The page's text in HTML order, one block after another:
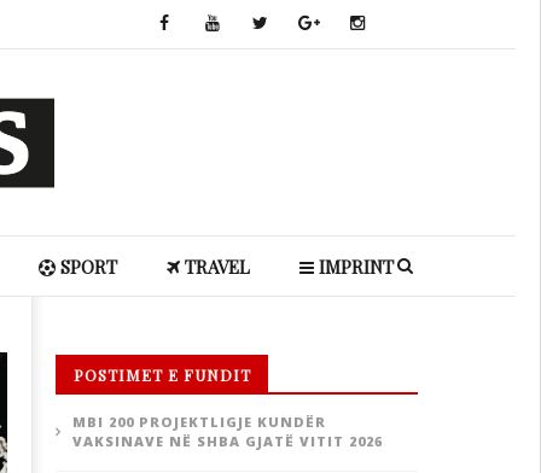
SPORT TRAVEL IMPRINT
POSTIMET E FUNDIT
MBI 200 PROJEKTLIGJE KUNDËR
VAKSINAVE NË SHBA GJATË VITIT 2026